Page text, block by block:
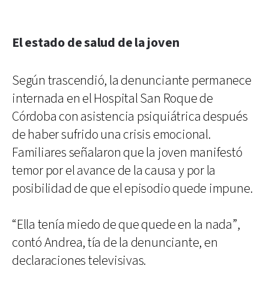
El estado de salud de la joven
Según trascendió, la denunciante permanece
internada en el Hospital San Roque de
Córdoba con asistencia psiquiátrica después
de haber sufrido una crisis emocional.
Familiares señalaron que la joven manifestó
temor por el avance de la causa y por la
posibilidad de que el episodio quede impune.
“Ella tenía miedo de que quede en la nada”,
contó Andrea, tía de la denunciante, en
declaraciones televisivas.